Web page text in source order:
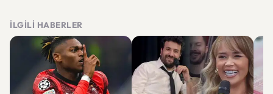
İLGILI HABERLER